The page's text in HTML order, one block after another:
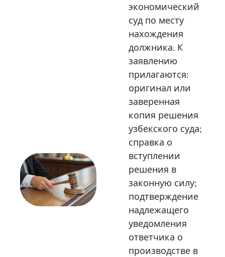
экономический
суд по месту
нахождения
должника. К
заявлению
прилагаются:
оригинал или
заверенная
копия решения
узбекского суда;
справка о
вступлении
решения в
законную силу;
подтверждение
надлежащего
уведомления
ответчика о
производстве в